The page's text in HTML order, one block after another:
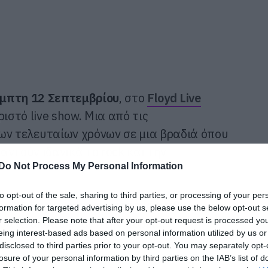
Do Not Process My Personal Information
opt-out of the sale, sharing to third parties, or processing of your
for targeted advertising by us, please use the below opt-out
selection. Please note that after your opt-out request is processed
interest-based ads based on personal information utilized by us
to third parties prior to your opt-out. You may separately
of your personal information by third parties on the IAB’s list of
12 Σεπτεμβρίου, στο Floyd Live
live show. Μια από τις
τελευταίων χρόνων σε μια βραδιά όπου
ιδανικά το rock και την
25€και γιαπεριορισμένο αριθμό
ανακοινωθούν στην πορεία.